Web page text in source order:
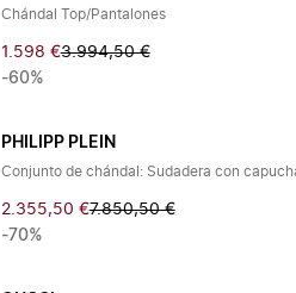
Chándal Top/Pantalones
1.598 €3.994,50 €
-60%
PHILIPP PLEIN
2.355,50 €7.850,50 €
-70%